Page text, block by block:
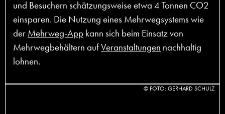
und Besuchern schätzungsweise etwa 4 Tonnen CO2
einsparen. Die Nutzung eines Mehrwegsystems wie
der Mehrweg-App kann sich beim Einsatz von
Mehrwegbehältern aufVeranstaltungen nachhaltig
lohnen.
© FOTO: GERHARD SCHULZ